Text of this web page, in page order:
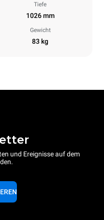
Tiefe
1026 mm
Gewicht
83 kg
und Ereignisse auf dem